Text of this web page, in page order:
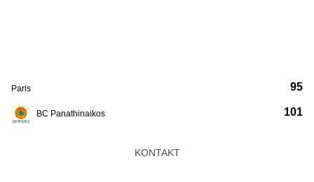
Paris
BC Panathinaikos
95
101
KONTAKT